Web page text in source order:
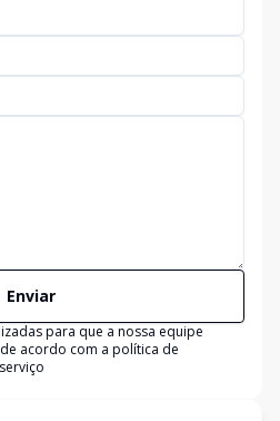
Enviar
para que a nossa equipe
acordo com a política de